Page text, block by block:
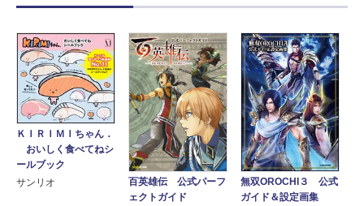
ＫＩＲＩＭＩちゃん．
おいしく食べてねシ
ールブック
サンリオ
百英雄伝 公式パーフ
ェクトガイド
無双OROCHI３ 公式
ガイド＆設定画集